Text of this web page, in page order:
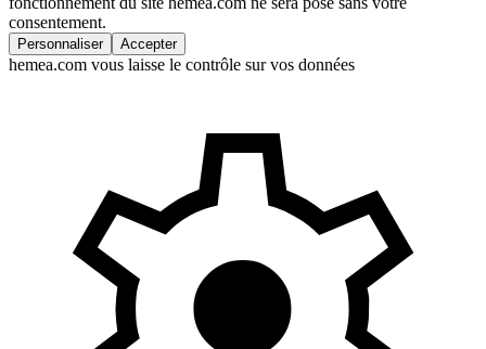
consentement.
Personnaliser Accepter
hemea.com vous laisse le contrôle sur vos données